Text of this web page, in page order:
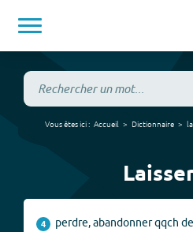
Vous êtes ici : Accueil Dictionnaire
4
perdre, abandonner qqch